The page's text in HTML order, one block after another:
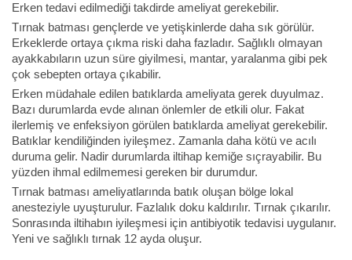
Erken tedavi edilmediği takdirde ameliyat gerekebilir.
Tırnak batması gençlerde ve yetişkinlerde daha sık görülür.
Erkeklerde ortaya çıkma riski daha fazladır. Sağlıklı olmayan
ayakkabıların uzun süre giyilmesi, mantar, yaralanma gibi pek
çok sebepten ortaya çıkabilir.
Erken müdahale edilen batıklarda ameliyata gerek duyulmaz.
Bazı durumlarda evde alınan önlemler de etkili olur. Fakat
ilerlemiş ve enfeksiyon görülen batıklarda ameliyat gerekebilir.
Batıklar kendiliğinden iyileşmez. Zamanla daha kötü ve acılı
duruma gelir. Nadir durumlarda iltihap kemiğe sıçrayabilir. Bu
yüzden ihmal edilmemesi gereken bir durumdur.
Tırnak batması ameliyatlarında batık oluşan bölge lokal
anesteziyle uyuşturulur. Fazlalık doku kaldırılır. Tırnak çıkarılır.
Sonrasında iltihabın iyileşmesi için antibiyotik tedavisi uygulanır.
Yeni ve sağlıklı tırnak 12 ayda oluşur.